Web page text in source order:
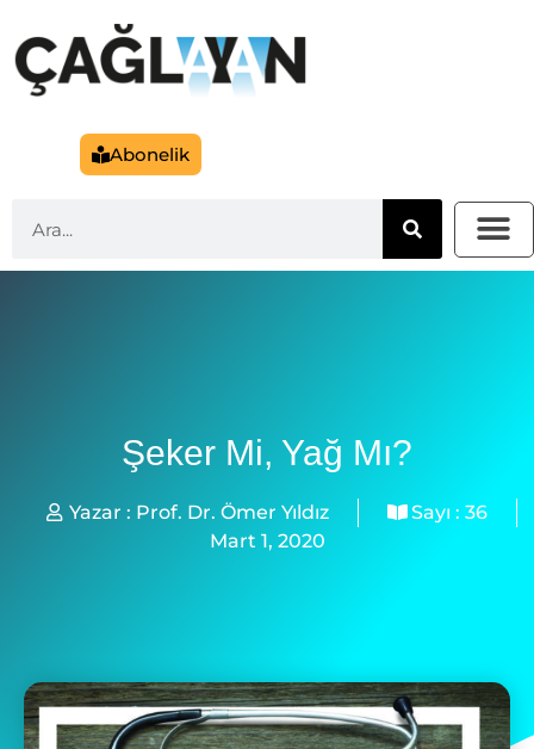
Abonelik
Şeker Mi, Yağ Mı?
Yazar : Prof. Dr. Ömer Yıldız Sayı : 36
Mart 1, 2020